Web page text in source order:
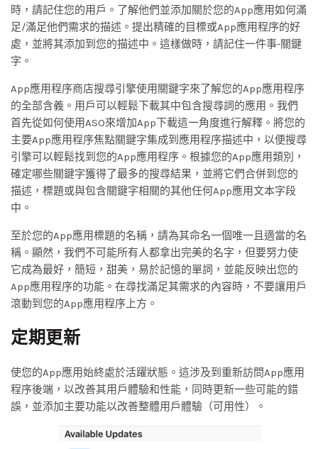
時，請記住您的用戶。了解他們並添加關於您的App應用如何滿
足/滿足他們需求的描述。提出精確的目標或App應用程序的好
處，並將其添加到您的描述中。這樣做時，請記住一件事-關鍵
字。
App應用程序商店搜尋引擎使用關鍵字來了解您的App應用程序
的全部含義。用戶可以輕鬆下載其中包含搜尋詞的應用。我們
首先從如何使用ASO來增加App下載這一角度進行解釋。將您的
主要App應用程序焦點關鍵字集成到應用程序描述中，以便搜尋
引擎可以輕鬆找到您的App應用程序。根據您的App應用類別，
確定哪些關鍵字獲得了最多的搜尋結果，並將它們合併到您的
描述，標題或與包含關鍵字相關的其他任何App應用文本字段
中。
至於您的App應用標題的名稱，請為其命名一個唯一且適當的名
稱。顯然，我們不可能所有人都拿出完美的名字，但要努力使
它成為最好，簡短，甜美，易於記憶的單詞，並能反映出您的
App應用程序的功能。在尋找滿足其需求的內容時，不要讓用戶
滾動到您的App應用程序上方。
定期更新
使您的App應用始終處於活躍狀態。這涉及到重新訪問App應用
程序後端，以改善其用戶體驗和性能，同時更新一些可能的錯
誤，並添加主要功能以改善整體用戶體驗（可用性）。